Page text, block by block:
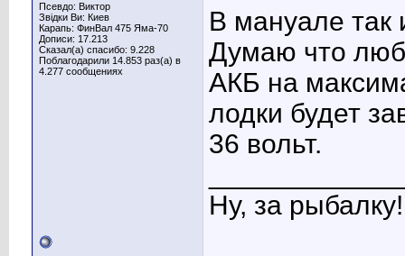
Псевдо: Виктор
Звідки Ви: Киев
Карапь: ФинВал 475 Яма-70
Дописи: 17.213
Сказал(а) спасибо: 9.228
Поблагодарили 14.853 раз(а) в
4.277 сообщениях
В мануале так
Думаю что
АКБ на
лодки будет
36 вольт.
Ну, за